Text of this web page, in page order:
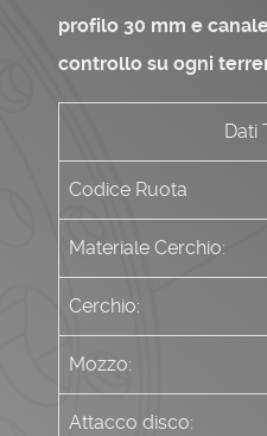
profilo 30 mm e
controllo su ogni
Dati
Codice Ruota
Materiale Cerchio:
Cerchio:
Mozzo:
Attacco disco: